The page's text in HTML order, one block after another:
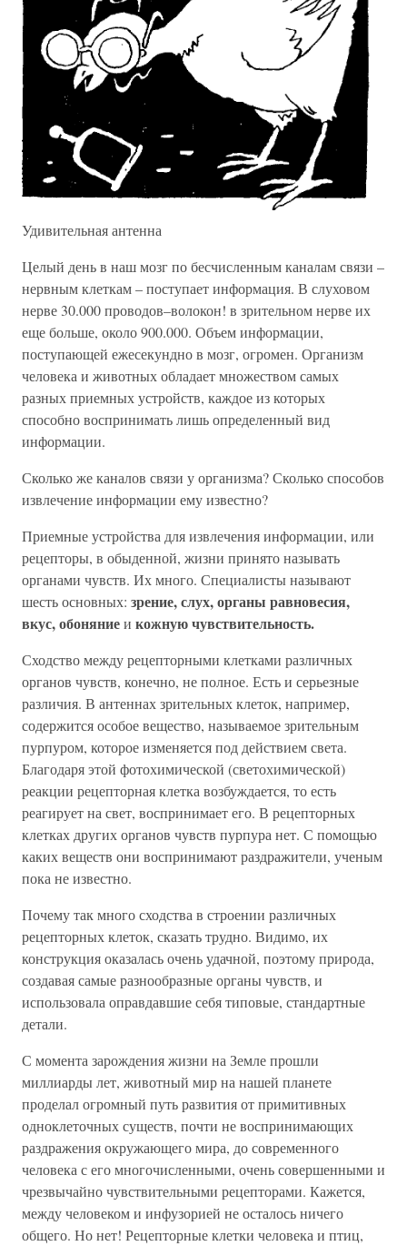
Удивительная антенна
Целый день в наш мозг по бесчисленным каналам связи –
нервным клеткам – поступает информация. В слуховом
нерве 30.000 проводов–волокон! в зрительном нерве их
еще больше, около 900.000. Объем информации,
поступающей ежесекундно в мозг, огромен. Организм
человека и животных обладает множеством самых
разных приемных устройств, каждое из которых
способно воспринимать лишь определенный вид
информации.
Сколько же каналов связи у организма? Сколько способов
извлечение информации ему известно?
Приемные устройства для извлечения информации, или
рецепторы, в обыденной, жизни принято называть
органами чувств. Их много. Специалисты называют
шесть основных: зрение, слух, органы равновесия,
вкус, обоняниеи кожную чувствительность.
Сходство между рецепторными клетками различных
органов чувств, конечно, не полное. Есть и серьезные
различия. В антеннах зрительных клеток, например,
содержится особое вещество, называемое зрительным
пурпуром, которое изменяется под действием света.
Благодаря этой фотохимической (светохимической)
реакции рецепторная клетка возбуждается, то есть
реагирует на свет, воспринимает его. В рецепторных
клетках других органов чувств пурпура нет. С помощью
каких веществ они воспринимают раздражители, ученым
пока не известно.
Почему так много сходства в строении различных
рецепторных клеток, сказать трудно. Видимо, их
конструкция оказалась очень удачной, поэтому природа,
создавая самые разнообразные органы чувств, и
использовала оправдавшие себя типовые, стандартные
детали.
С момента зарождения жизни на Земле прошли
миллиарды лет, животный мир на нашей планете
проделал огромный путь развития от примитивных
одноклеточных существ, почти не воспринимающих
раздражения окружающего мира, до современного
человека с его многочисленными, очень совершенными и
чрезвычайно чувствительными рецепторами. Кажется,
между человеком и инфузорией не осталось ничего
общего. Но нет! Рецепторные клетки человека и птиц,